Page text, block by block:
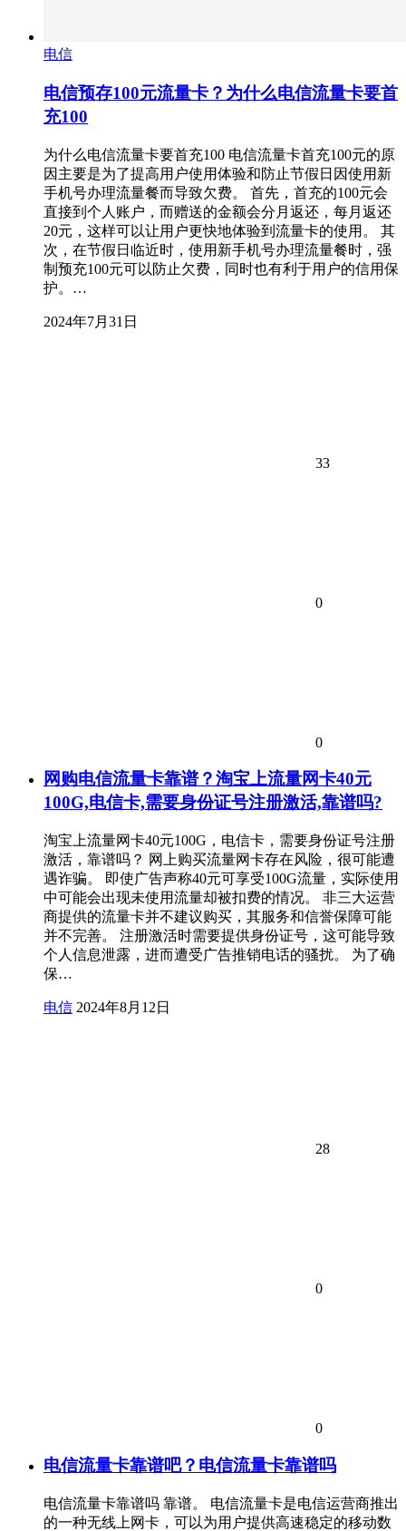
电信
电信预存100元流量卡？为什么电信流量卡要首
充100
为什么电信流量卡要首充100 电信流量卡首充100元的原
因主要是为了提高用户使用体验和防止节假日因使用新
手机号办理流量餐而导致欠费。 首先，首充的100元会
直接到个人账户，而赠送的金额会分月返还，每月返还
20元，这样可以让用户更快地体验到流量卡的使用。 其
次，在节假日临近时，使用新手机号办理流量餐时，强
制预充100元可以防止欠费，同时也有利于用户的信用保
护。…
2024年7月31日
33
0
0
网购电信流量卡靠谱？淘宝上流量网卡40元
100G,电信卡,需要身份证号注册激活,靠谱吗?
淘宝上流量网卡40元100G，电信卡，需要身份证号注册
激活，靠谱吗？ 网上购买流量网卡存在风险，很可能遭
遇诈骗。 即使广告声称40元可享受100G流量，实际使用
中可能会出现未使用流量却被扣费的情况。 非三大运营
商提供的流量卡并不建议购买，其服务和信誉保障可能
并不完善。 注册激活时需要提供身份证号，这可能导致
个人信息泄露，进而遭受广告推销电话的骚扰。 为了确
保…
电信 2024年8月12日
28
0
0
电信流量卡靠谱吧？电信流量卡靠谱吗
电信流量卡靠谱吗 靠谱。 电信流量卡是电信运营商推出
的一种无线上网卡，可以为用户提供高速稳定的移动数